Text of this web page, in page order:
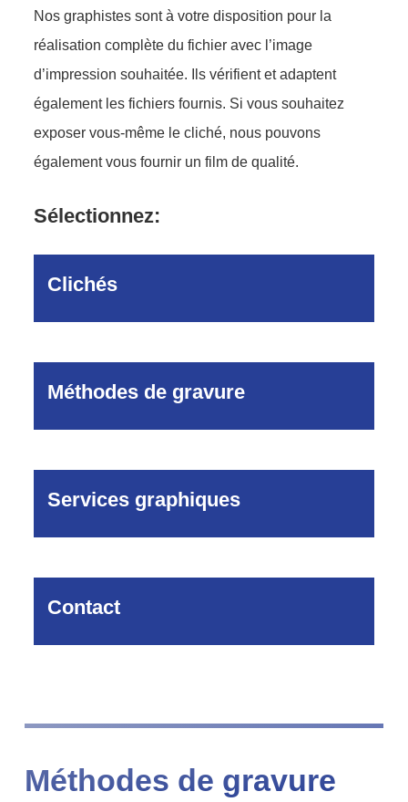
Nos graphistes sont à votre disposition pour la
réalisation complète du fichier avec l’image
d’impression souhaitée. Ils vérifient et adaptent
également les fichiers fournis. Si vous souhaitez
exposer vous-même le cliché, nous pouvons
également vous fournir un film de qualité.
Sélectionnez:
Clichés
Méthodes de gravure
Services graphiques
Contact
Méthodes de gravure